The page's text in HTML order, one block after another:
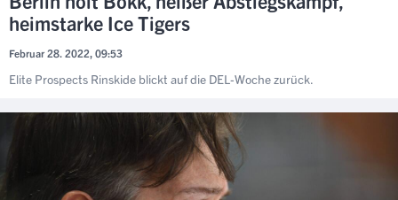
heimstarke Ice Tigers
Februar 28. 2022, 09:53
Elite Prospects Rinskide blickt auf die DEL-Woche zurück.